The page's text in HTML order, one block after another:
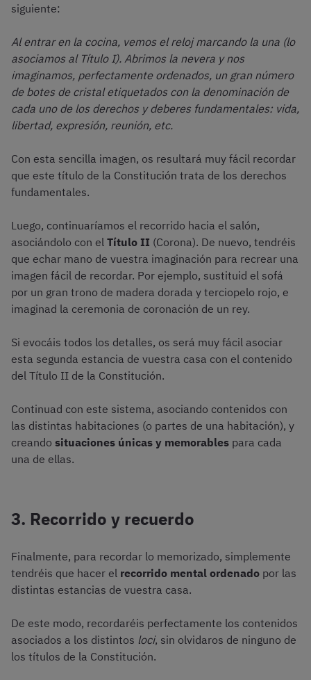
siguiente:
Al entrar en la cocina, vemos el reloj marcando la una (lo
asociamos al Título I). Abrimos la nevera y nos
imaginamos, perfectamente ordenados, un gran número
de botes de cristal etiquetados con la denominación de
cada uno de los derechos y deberes fundamentales: vida,
libertad, expresión, reunión, etc.
Con esta sencilla imagen, os resultará muy fácil recordar
que este título de la Constitución trata de los derechos
fundamentales.
Luego, continuaríamos el recorrido hacia el salón,
asociándolo con el Título II (Corona). De nuevo, tendréis
que echar mano de vuestra imaginación para recrear una
imagen fácil de recordar. Por ejemplo, sustituid el sofá
por un gran trono de madera dorada y terciopelo rojo, e
imaginad la ceremonia de coronación de un rey.
Si evocáis todos los detalles, os será muy fácil asociar
esta segunda estancia de vuestra casa con el contenido
del Título II de la Constitución.
Continuad con este sistema, asociando contenidos con
las distintas habitaciones (o partes de una habitación), y
creando situaciones únicas y memorables para cada
una de ellas.
3. Recorrido y recuerdo
Finalmente, para recordar lo memorizado, simplemente
tendréis que hacer el recorrido mental ordenado por las
distintas estancias de vuestra casa.
De este modo, recordaréis perfectamente los contenidos
asociados a los distintos loci, sin olvidaros de ninguno de
los títulos de la Constitución.